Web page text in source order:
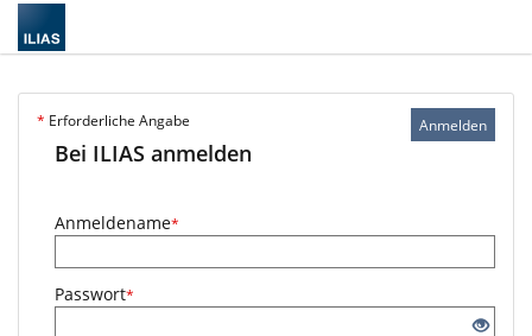
Anmelden
* Erforderliche Angabe
Bei ILIAS anmelden
Anmeldename*
Passwort*